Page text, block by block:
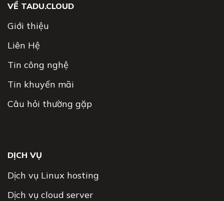
VỀ TADU.CLOUD
Giới thiệu
Liên Hệ
Tin công nghệ
Tin khuyến mãi
Câu hỏi thường gặp
DỊCH VỤ
Dịch vụ Linux hosting
Dịch vụ cloud server